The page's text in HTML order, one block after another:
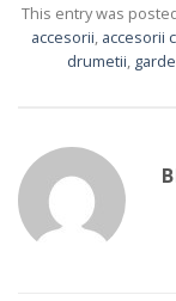
This entry was
accesorii, accesorii
drumetii,